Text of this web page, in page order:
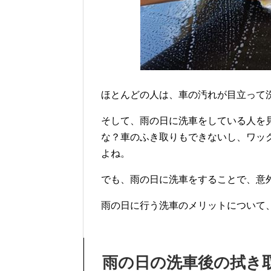
ほとんどの人は、車の汚れが目立っ
そして、雨の日に洗車をしている人
な？車のふき取りもできないし、ワ
よね。
でも、雨の日に洗車をすることで、
雨の日に行う洗車のメリットについて
雨の日の洗車後の拭き